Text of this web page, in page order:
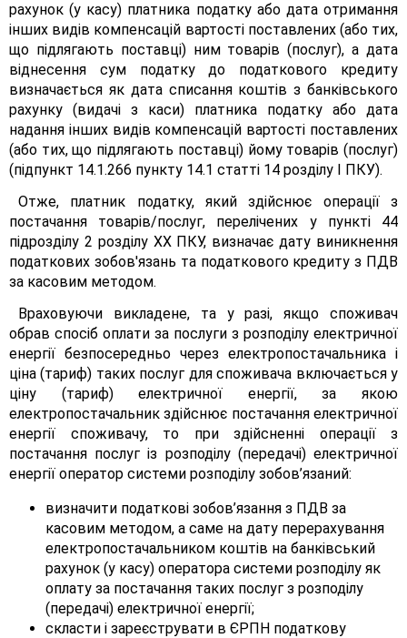
рахунок (у касу) платника податку або дата отримання
інших видів компенсацій вартості поставлених (або тих,
що підлягають поставці) ним товарів (послуг), а дата
віднесення сум податку до податкового кредиту
визначається як дата списання коштів з банківського
рахунку (видачі з каси) платника податку або дата
надання інших видів компенсацій вартості поставлених
(або тих, що підлягають поставці) йому товарів (послуг)
(підпункт 14.1.266 пункту 14.1 статті 14 розділу І ПКУ).
Отже, платник податку, який здійснює операції з
постачання товарів/послуг, перелічених у пункті 44
підрозділу 2 розділу XX ПКУ, визначає дату виникнення
податкових зобов'язань та податкового кредиту з ПДВ
за касовим методом.
Враховуючи викладене, та у разі, якщо споживач
обрав спосіб оплати за послуги з розподілу електричної
енергії безпосередньо через електропостачальника і
ціна (тариф) таких послуг для споживача включається у
ціну (тариф) електричної енергії, за якою
електропостачальник здійснює постачання електричної
енергії споживачу, то при здійсненні операції з
постачання послуг із розподілу (передачі) електричної
енергії оператор системи розподілу зобов’язаний:
визначити податкові зобов’язання з ПДВ за
касовим методом, а саме на дату перерахування
електропостачальником коштів на банківський
рахунок (у касу) оператора системи розподілу як
оплату за постачання таких послуг з розподілу
(передачі) електричної енергії;
скласти і зареєструвати в ЄРПН податкову